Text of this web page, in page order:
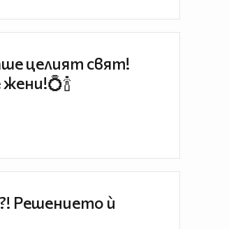
целият свят!
Решението ѝ